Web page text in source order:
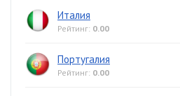
Италия
Рейтинг: 0.00
Португалия
Рейтинг: 0.00